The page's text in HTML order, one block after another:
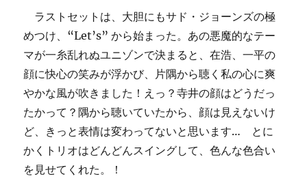
ラストセットは、大胆にもサド・ジョーンズの極
めつけ、“Let’s” から始まった。あの悪魔的なテー
マが一糸乱れぬユニゾンで決まると、在浩、一平の
顔に快心の笑みが浮かび、片隅から聴く私の心に爽
やかな風が吹きました！えっ？寺井の顔はどうだっ
たかって？隅から聴いていたから、顔は見えないけ
ど、きっと表情は変わってないと思います… とに
かくトリオはどんどんスイングして、色んな色合い
を見せてくれた。！